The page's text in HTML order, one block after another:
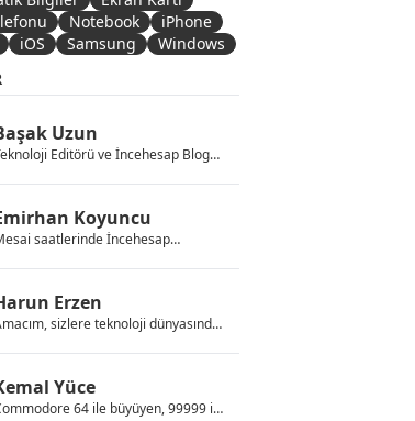
Notebook
iPhone
iOS Samsung
Windows
Uzun
Editörü ve İncehesap Blog
ve oyunlarla ilgili yazılar
alır. Yemek yapma, gezme ve
şeyler keşfetmeye bayılır.
Koyuncu
saatlerinde İncehesap
bağladığında Valorant ve LoL
tarih yazmaktadır.
Erzen
sizlere teknoloji dünyasında
yardımcı olmak. Bugün
yarın herkesin konuştuğu
olacak, demedi demeyin!
Yüce
64 ile büyüyen, 99999 in